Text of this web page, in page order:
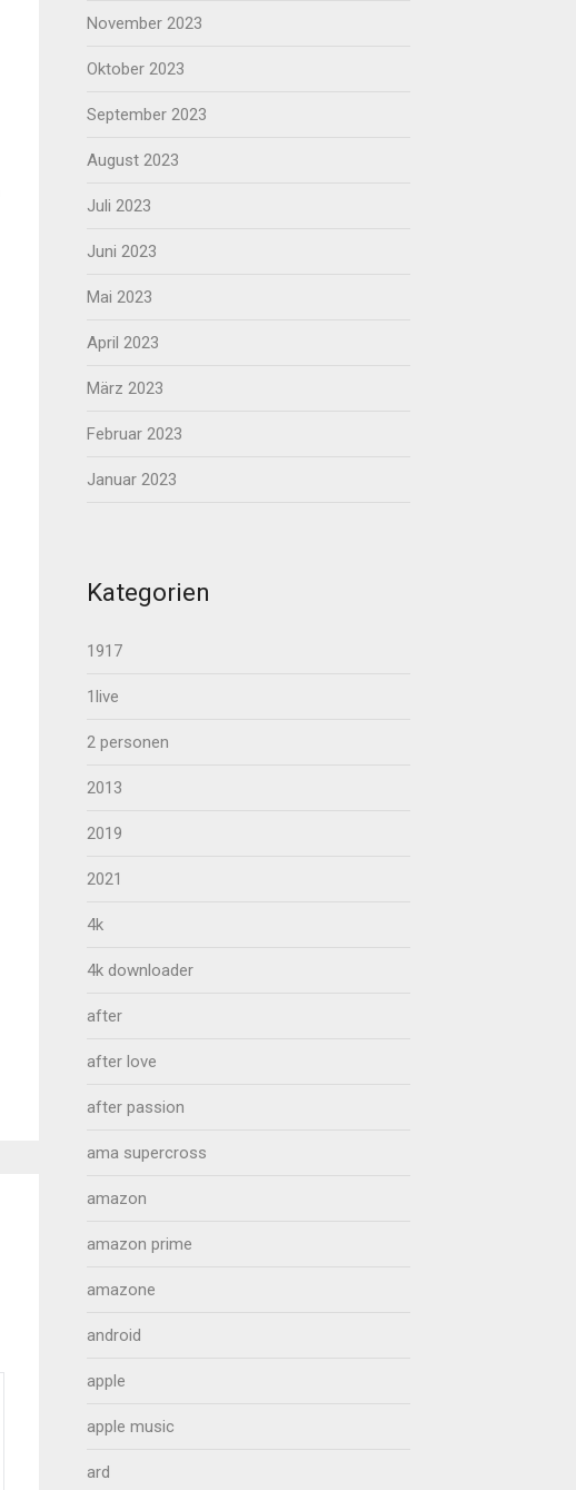
November 2023
Oktober 2023
September 2023
August 2023
Juli 2023
Juni 2023
Mai 2023
April 2023
März 2023
Februar 2023
Januar 2023
Kategorien
1917
1live
2 personen
2013
2019
2021
4k
4k downloader
after
after love
after passion
ama supercross
amazon
amazon prime
amazone
android
apple
apple music
ard